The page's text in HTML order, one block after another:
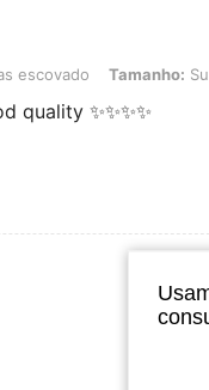
Tamanho: Suporte
escovado Tamanho:
quality ✨✨✨✨